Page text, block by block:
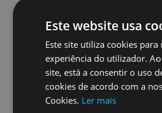
TIME
SHARE THIS
Este website usa
Este site utiliza cookies
experiência do utilizador.
site, está a consentir o uso
cookies de acordo com a
Cookies. Ler mais